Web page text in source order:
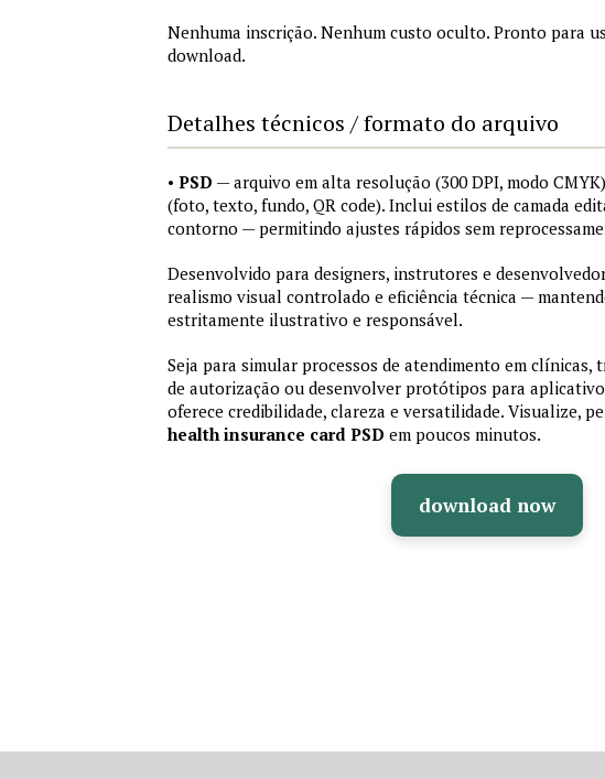
Nenhuma inscrição. Nenhum custo oculto. Pronto para
download.
Detalhes técnicos / formato do arquivo
• PSD — arquivo em alta resolução (300 DPI, modo
(foto, texto, fundo, QR code). Inclui estilos de camada
contorno — permitindo ajustes rápidos sem
Desenvolvido para designers, instrutores e
realismo visual controlado e eficiência técnica —
estritamente ilustrativo e responsável.
Seja para simular processos de atendimento em clínicas,
de autorização ou desenvolver protótipos para
oferece credibilidade, clareza e versatilidade. Visualize,
health insurance card PSD em poucos minutos.
download now